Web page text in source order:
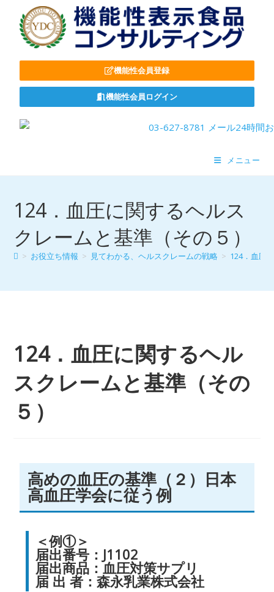
機能性会員登録
機能性会員ログイン
メニュー
124．血圧に関するヘルス
クレームと基準（その５）
> お役立ち情報 > 見てわかる、ヘルスクレームの戦略 > 124．血圧
124．血圧に関するヘル
スクレームと基準（その
５）
高めの血圧の基準（２）日本
高血圧学会に従う例
＜例①＞
届出番号：J1102
届出商品：血圧対策サプリ
届 出 者：森永乳業株式会社